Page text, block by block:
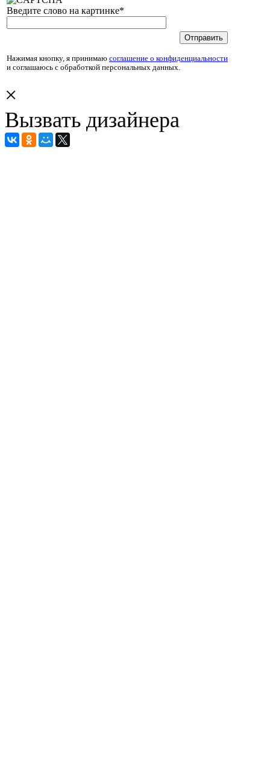
Введите слово на картинке*
Нажимая кнопку, я принимаю соглашение о конфиденциальности
и соглашаюсь с обработкой персональных данных.
×
Вызвать дизайнера